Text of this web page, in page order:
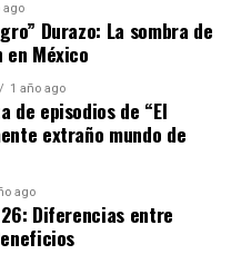
Futuro
tecnológico robusto en
requiere un enfoque
y las alianzas
superar los desafíos
América Latina podría
en innovación
ago
Durazo: La sombra de
México
1 año ago
de episodios de “El
extraño mundo de
ago
26: Diferencias entre